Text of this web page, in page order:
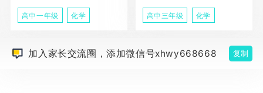
高中一年级 化学 高中三年级 化学
加入家长交流圈，添加微信号xhwy668668 复制